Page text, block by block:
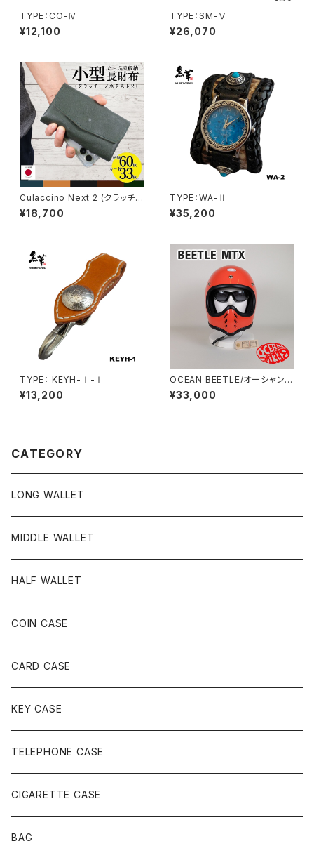
TYPE：CO-Ⅳ
¥12,100
TYPE：SM-Ⅴ
¥26,070
Culaccino Next 2 (クラッチー
ノ ネクスト２)
¥18,700
TYPE：WA-Ⅱ
¥35,200
TYPE： KEYH-Ⅰ-Ⅰ
¥13,200
OCEAN BEETLE/オーシャンビ
ートル/BEETLE MTX/ビートル
エムティーエックス/オレンジ/ジ
¥33,000
CATEGORY
LONG WALLET
MIDDLE WALLET
HALF WALLET
COIN CASE
CARD CASE
KEY CASE
TELEPHONE CASE
CIGARETTE CASE
BAG